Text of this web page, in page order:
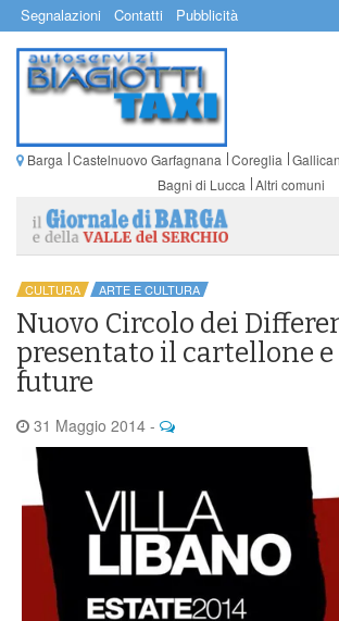
Segnalazioni Contatti Pubblicità
Barga Castelnuovo Garfagnana Coreglia
Bagni di Lucca Altri comuni
CULTURA ARTE E CULTURA
Nuovo Circolo dei
presentato il cartellone e
future
31 Maggio 2014 -